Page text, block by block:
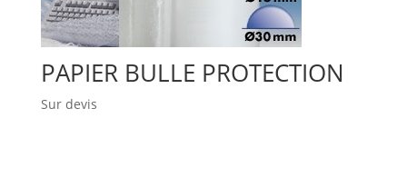
PAPIER BULLE PROTECTION
Sur devis